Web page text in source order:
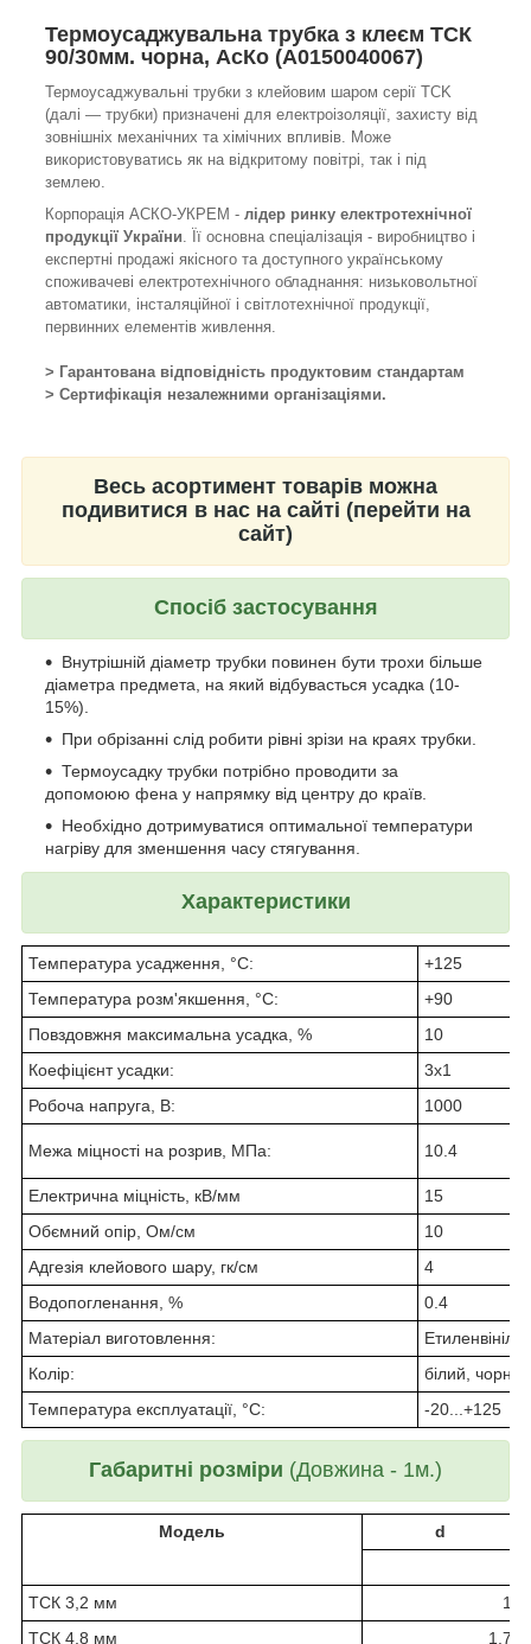
Термоусаджувальна трубка з клеєм ТСК
90/30мм. чорна, АсКо (A0150040067)
Термоусаджувальні трубки з клейовим шаром cepiï TCK
(далі — трубки) призначені для електроізоляції, захисту від
зовнішніх механічних та хімічних впливів. Може
використовуватись як на відкритому повітрі, так i під
землею.
Корпорація АСКО-УКРЕМ - лідер ринку електротехнічної
продукції України . Її основна спеціалізація - виробництво і
експертні продажі якісного та доступного українському
споживачеві електротехнічного обладнання: низьковольтної
автоматики, інсталяційної і світлотехнічної продукції,
первинних елементів живлення.
> Гарантована відповідність продуктовим стандартам
> Сертифікація незалежними організаціями.
Весь асортимент товарів можна
подивитися в нас на сайті (перейти на
сайт)
Спосіб застосування
Внутрішній діаметр трубки повинен бути трохи більше
діаметра предмета, на який відбувасться усадка (10-
15%).
При обрізанні слід робити рівні зрізи на краях трубки.
Термоусадку трубки потрібно проводити за
допомоюю фена у напрямку від центру до країв.
Необхідно дотримуватися оптимальної температури
нагріву для зменшення часу стягування.
Характеристики
Температура усадження, °С:
+125
Температура розм'якшення, °С:
+90
Повздовжня максимальна усадка, %
10
Коефіцієнт усадки:
3х1
Робоча напруга, В:
1000
Межа міцності на розрив, МПа: 10.4
Електрична міцність, кВ/мм
15
Обємний опір, Ом/см
10
Адгезія клейового шару, гк/см
4
Водопогленання, %
0.4
Матеріал виготовлення:
Колір:
білий,
Температура експлуатації, °С:
-20...+125
Габаритні розміри (Довжина - 1м.)
Модель d
ТСК 3,2 мм
1
ТСК 4,8 мм
1,7